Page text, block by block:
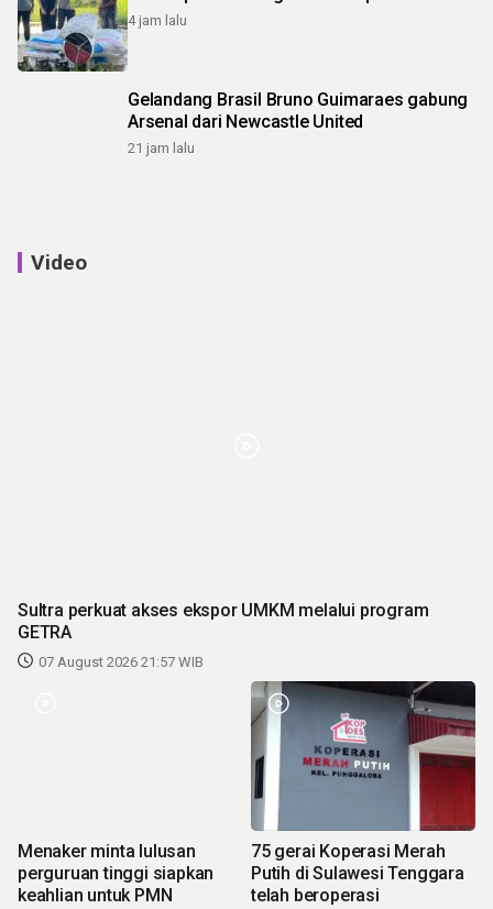
4 jam lalu
Gelandang Brasil Bruno Guimaraes gabung
Arsenal dari Newcastle United
21 jam lalu
Video
Sultra perkuat akses ekspor UMKM melalui program
GETRA
07 August 2026 21:57 WIB
Menaker minta lulusan
perguruan tinggi siapkan
keahlian untuk PMN
75 gerai Koperasi Merah
Putih di Sulawesi Tenggara
telah beroperasi